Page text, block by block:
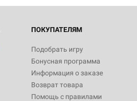
ПОКУПАТЕЛЯМ
Подобрать игру
Бонусная программа
Информация о заказе
Возврат товара
Помощь с правилами